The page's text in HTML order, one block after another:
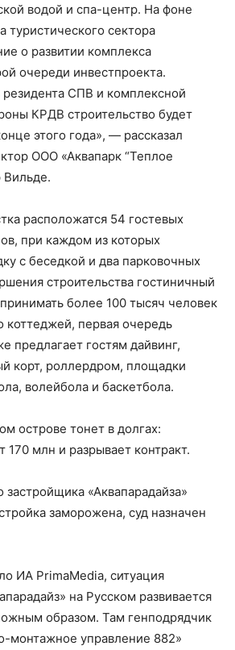
водой и спа-центр. На фоне
туристического сектора
о развитии комплекса
очереди инвестпроекта.
резидента СПВ и комплексной
КРДВ строительство будет
этого года», — рассказал
ООО «Аквапарк “Теплое
Вильде.
расположатся 54 гостевых
при каждом из которых
с беседкой и два парковочных
строительства гостиничный
более 100 тысяч человек
первая очередь
предлагает гостям дайвинг,
корт, роллердром, площадки
волейбола и баскетбола.
острове тонет в долгах:
170 млн и разрывает контракт.
«Аквапарадайза»
заморожена, суд назначен
ИА PrimaMedia, ситуация
на Русском развивается
образом. Там генподрядчик
монтажное управление 882»